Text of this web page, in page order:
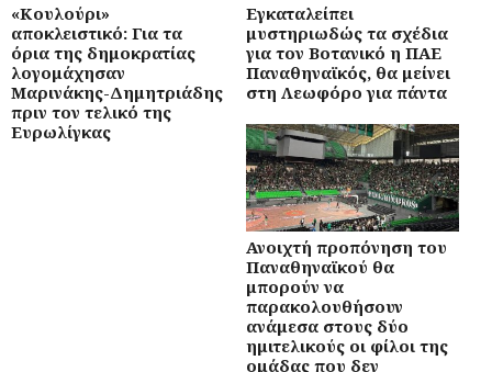
«Κουλούρι»
αποκλειστικό: Για τα
όρια της δημοκρατίας
λογομάχησαν
Μαρινάκης-Δημητριάδης
πριν τον τελικό της
Ευρωλίγκας
Εγκαταλείπει
μυστηριωδώς τα σχέδια
για τον Βοτανικό η ΠΑΕ
Παναθηναϊκός, θα μείνει
στη Λεωφόρο για πάντα
Ανοιχτή προπόνηση του
Παναθηναϊκού θα
μπορούν να
παρακολουθήσουν
ανάμεσα στους δύο
ημιτελικούς οι φίλοι της
ομάδας που δεν